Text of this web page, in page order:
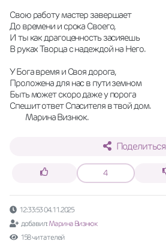
Свою работу мастер завершает
До времени и срока Своего,
И ты как драгоценность засияешь
В руках Творца с надеждой на Него.
У Бога время и Своя дорога,
Проложена для нас в пути земном
Быть может скоро даже у порога
Спешит ответ Спасителя в твой дом.
         Марина Визнюк.
Поделиться
4
12:33:53 04.11.2025
добавил:Марина Визнюк
158 читателей